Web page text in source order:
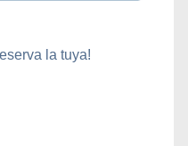
la tuya!